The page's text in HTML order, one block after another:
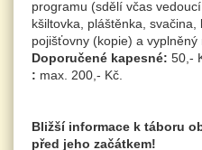
programu (sdělí včas
kšiltovka, pláštěnka,
pojišťovny (kopie) a vyplněný
Doporučené kapesné: 50,-
: max. 200,- Kč.
Bližší informace k táboru
před jeho začátkem!